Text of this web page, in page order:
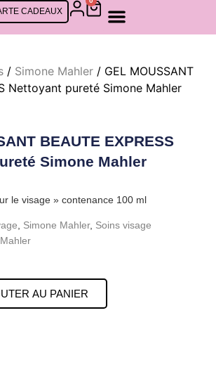
CADEAUX
/ Simone Mahler/ GEL MOUSSANT
Nettoyant pureté Simone Mahler
BEAUTE EXPRESS
Simone Mahler
le visage » contenance 100 ml
Simone Mahler, Soins visage
AU PANIER